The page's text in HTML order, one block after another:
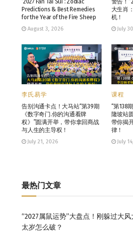
Predictions & Best Remedies
for the Year of the Fire Sheep
August 3, 2026
大生肖
机！
July
李氏易学
告别沟通卡点！大马站“第39期
《数字奇门.你的沟通看牌
权》”圆满开举，带你拿回商战
与人生的主导权！
July 21, 2026
课程
“第138
隆坡站
带你揭
律！
July
最热门文章
“2027属鼠运势”大盘点！刚躲过大
太岁怎么破？